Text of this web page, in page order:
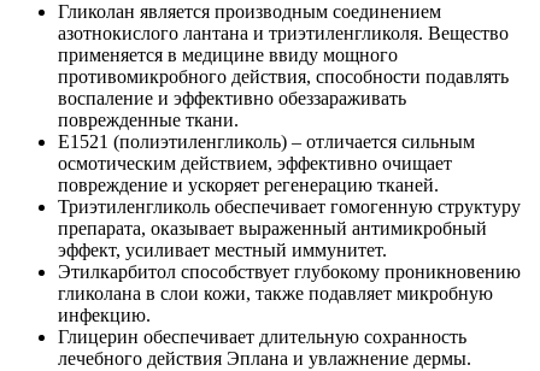
Гликолан является производным соединением
азотнокислого лантана и триэтиленгликоля. Вещество
применяется в медицине ввиду мощного
противомикробного действия, способности подавлять
воспаление и эффективно обеззараживать
поврежденные ткани.
Е1521 (полиэтиленгликоль) – отличается сильным
осмотическим действием, эффективно очищает
повреждение и ускоряет регенерацию тканей.
Триэтиленгликоль обеспечивает гомогенную структуру
препарата, оказывает выраженный антимикробный
эффект, усиливает местный иммунитет.
Этилкарбитол способствует глубокому проникновению
гликолана в слои кожи, также подавляет микробную
инфекцию.
Глицерин обеспечивает длительную сохранность
лечебного действия Эплана и увлажнение дермы.